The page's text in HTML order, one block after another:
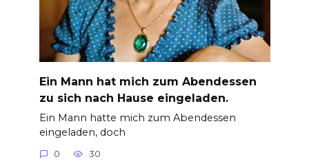
Ein Mann hat mich zum Abendessen
zu sich nach Hause eingeladen.
Ein Mann hatte mich zum Abendessen
eingeladen, doch
0 30